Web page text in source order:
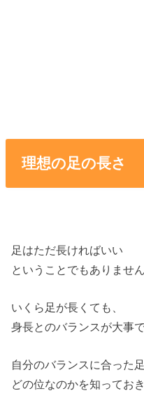
理想の足の長さ
足はただ長ければいい
ということでもありません
いくら足が長くても、
身長とのバランスが大事で
自分のバランスに合った足
どの位なのかを知ってお